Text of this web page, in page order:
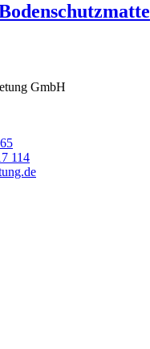
GmbH
114